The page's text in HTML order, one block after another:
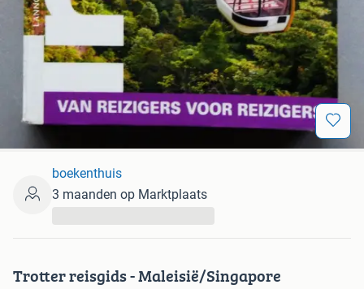
Trotter reisgids - Maleisië/Singapore
boekenthuis
3 maanden op Marktplaats